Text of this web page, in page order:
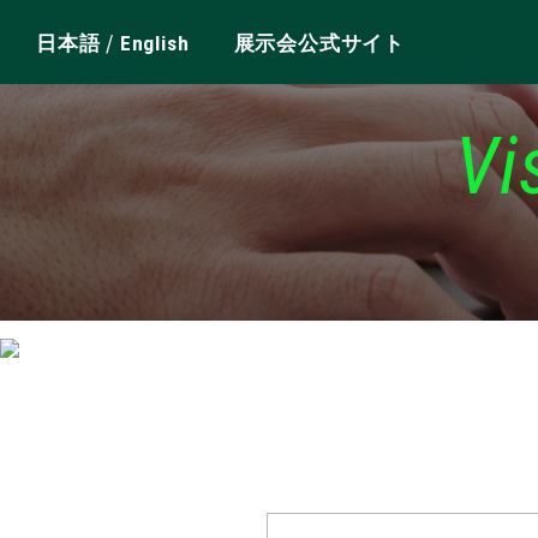
日本語/ English 展示会公式サイト